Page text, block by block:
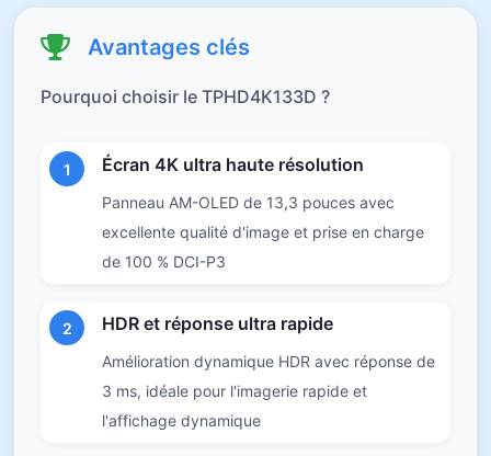
Avantages clés
Pourquoi choisir le TPHD4K133D ?
1 Écran 4K ultra haute résolution
Panneau AM-OLED de 13,3 pouces avec
excellente qualité d'image et prise en charge
de 100 % DCI-P3
2 HDR et réponse ultra rapide
Amélioration dynamique HDR avec réponse de
3 ms, idéale pour l'imagerie rapide et
l'affichage dynamique